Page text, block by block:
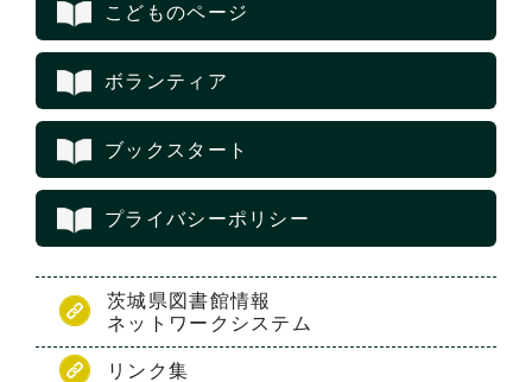
こどものページ
ボランティア
ブックスタート
プライバシーポリシー
茨城県図書館情報
ネットワークシステム
リンク集